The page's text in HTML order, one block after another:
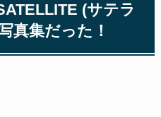
(サテラ
真集だった！